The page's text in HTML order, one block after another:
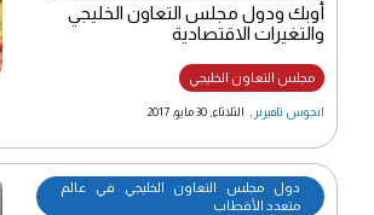
أوبك ودول مجلس التعاون الخليجي
والتغيرات الاقتصادية
مجلس التعاون الخليجي
انجوس تافيرنر الثلاثاء, 30 مايو, 2017
دول مجلس التعاون الخليجي في عالم
متعدد الأقطاب